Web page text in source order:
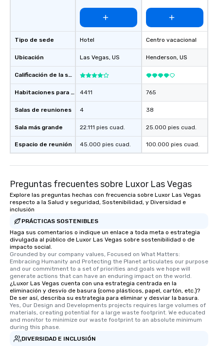
What’s more, your
a special warm
which can be an
those Instagram
For added ease, we
transportation pick-
as well as an event
an evening helicopter
glittering lights of The
Memorable
to gather and dine
remember. Our one-
are special, from the
One of the best
experience is
restaurants are
walking distance of
short stroll allows
members a chance to
networking
heading to the next
Tipo de sede
Ubicación
Calificación de la sede
Habitaciones para huéspedes
Salas de reuniones
Sala más grande
Espacio de reunión
Hotel
Las Vegas, US
4411
4
22.111 pies cuad.
45.000 pies cuad.
Centro vacacional
Henderson, US
765
38
25.000 pies cuad.
100.000 pies cuad.
Preguntas frecuentes sobre Luxor Las Vegas
Explore las preguntas hechas con frecuencia sobre Luxor Las Vegas
respecto a la Salud y seguridad, Sostenibilidad, y Diversidad e
inclusión
PRÁCTICAS SOSTENIBLES
Haga sus comentarios o indique un enlace a toda meta o estrategia
divulgada al público de Luxor Las Vegas sobre sostenibilidad o de
impacto social.
Grounded by our company values, Focused on What Matters:
Embracing Humanity and Protecting the Planet articulates our purpose
and our commitment to a set of priorities and goals we hope will
generate actions that can have an enduring impact on the world.
¿Luxor Las Vegas cuenta con una estrategia centrada en la
eliminación y desvío de basura (como plásticos, papel, cartón, etc.)?
De ser así, describa su estrategia para eliminar y desviar la basura.
Yes, Our Design and Developments projects requires large volumes of
materials, creating potential for a large waste footprint. We educated
and monitor to minimize our waste footprint to an absolute minimum
during this phase.
DIVERSIDAD E INCLUSIÓN